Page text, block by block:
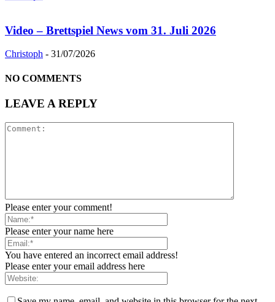
Video – Brettspiel News vom 31. Juli 2026
Christoph - 31/07/2026
NO COMMENTS
LEAVE A REPLY
Please enter your comment!
Please enter your name here
You have entered an incorrect email address!
Please enter your email address here